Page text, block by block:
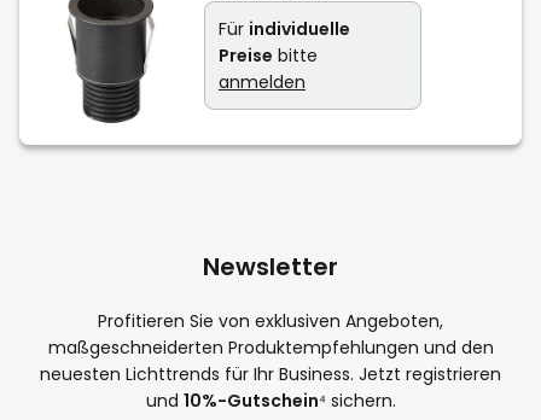
Für individuelle
Preise bitte
anmelden
Newsletter
Profitieren Sie von exklusiven Angeboten,
maßgeschneiderten Produktempfehlungen und den
neuesten Lichttrends für Ihr Business. Jetzt registrieren
und 10%-Gutschein⁴ sichern.